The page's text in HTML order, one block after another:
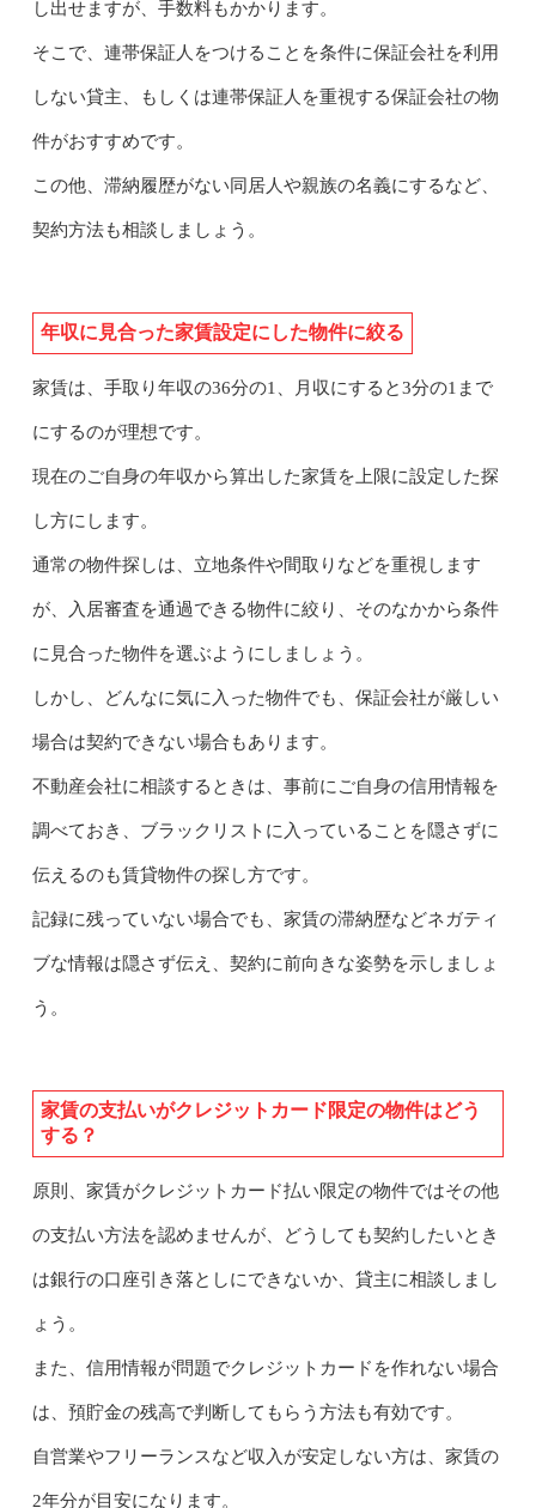
し出せますが、手数料もかかります。
そこで、連帯保証人をつけることを条件に保証会社を利用
しない貸主、もしくは連帯保証人を重視する保証会社の物
件がおすすめです。
この他、滞納履歴がない同居人や親族の名義にするなど、
契約方法も相談しましょう。
年収に見合った家賃設定にした物件に絞る
家賃は、手取り年収の36分の1、月収にすると3分の1まで
にするのが理想です。
現在のご自身の年収から算出した家賃を上限に設定した探
し方にします。
通常の物件探しは、立地条件や間取りなどを重視します
が、入居審査を通過できる物件に絞り、そのなかから条件
に見合った物件を選ぶようにしましょう。
しかし、どんなに気に入った物件でも、保証会社が厳しい
場合は契約できない場合もあります。
不動産会社に相談するときは、事前にご自身の信用情報を
調べておき、ブラックリストに入っていることを隠さずに
伝えるのも賃貸物件の探し方です。
記録に残っていない場合でも、家賃の滞納歴などネガティ
ブな情報は隠さず伝え、契約に前向きな姿勢を示しましょ
う。
家賃の支払いがクレジットカード限定の物件はどう
する？
原則、家賃がクレジットカード払い限定の物件ではその他
の支払い方法を認めませんが、どうしても契約したいとき
は銀行の口座引き落としにできないか、貸主に相談しまし
ょう。
また、信用情報が問題でクレジットカードを作れない場合
は、預貯金の残高で判断してもらう方法も有効です。
自営業やフリーランスなど収入が安定しない方は、家賃の
2年分が目安になります。